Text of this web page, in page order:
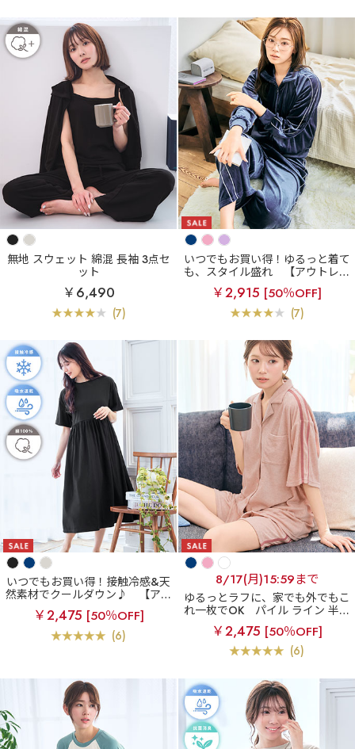
無地 スウェット 綿混 長袖 3点セ
ット
￥6,490
(7)
いつでもお買い得！ゆるっと着て
も、スタイル盛れ
【アウトレッ
ト】シャイニーベロア 長袖 上下
セット
￥2,915 [50％OFF]
(7)
いつでもお買い得！接触冷感&天
然素材でクールダウン♪
【アウ
トレット】綿100% 接触冷感 ミ
モレ丈 ワンピース
￥2,475 [50％OFF]
(6)
8/17(月)15:59まで
ゆるっとラフに、家でも外でもこ
れ一枚でOK
パイル ライン 半袖
上下セット
￥2,475 [50％OFF]
(6)